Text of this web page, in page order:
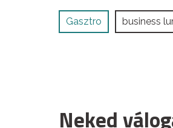
Gasztro business
Neked